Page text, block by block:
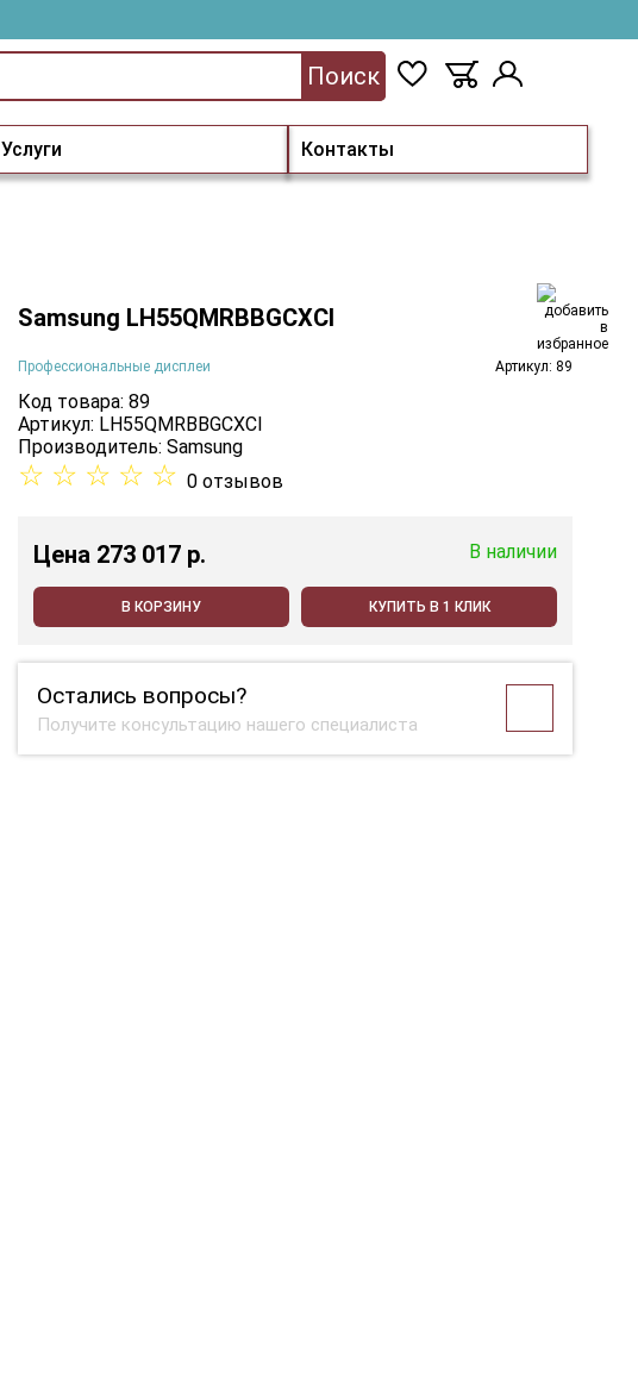
Услуги Контакты
Поиск
Samsung LH55QMRBBGCXCI
Профессиональные дисплеи Артикул: 89
Код товара: 89
Артикул: LH55QMRBBGCXCI
Производитель:Samsung
☆ ☆ ☆ ☆ ☆ 0 отзывов
Цена 273 017 p. В наличии
В КОРЗИНУ КУПИТЬ В 1 КЛИК
Остались вопросы?
Получите консультацию нашего специалиста